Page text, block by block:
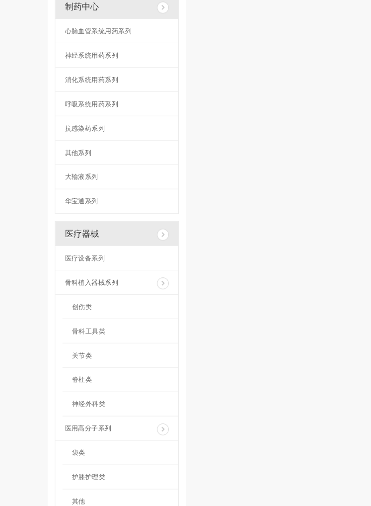
制药中心
心脑血管系统用药系列
神经系统用药系列
消化系统用药系列
呼吸系统用药系列
抗感染药系列
其他系列
大输液系列
华宝通系列
医疗器械
医疗设备系列
骨科植入器械系列
创伤类
骨科工具类
关节类
脊柱类
神经外科类
医用高分子系列
袋类
护膝护理类
其他